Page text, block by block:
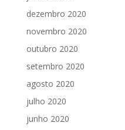
dezembro 2020
novembro 2020
outubro 2020
setembro 2020
agosto 2020
julho 2020
junho 2020